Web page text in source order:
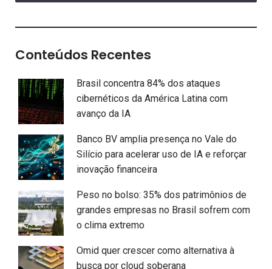
Conteúdos Recentes
Brasil concentra 84% dos ataques
cibernéticos da América Latina com
avanço da IA
Banco BV amplia presença no Vale do
Silício para acelerar uso de IA e reforçar
inovação financeira
Peso no bolso: 35% dos patrimônios de
grandes empresas no Brasil sofrem com
o clima extremo
Omid quer crescer como alternativa à
busca por cloud soberana